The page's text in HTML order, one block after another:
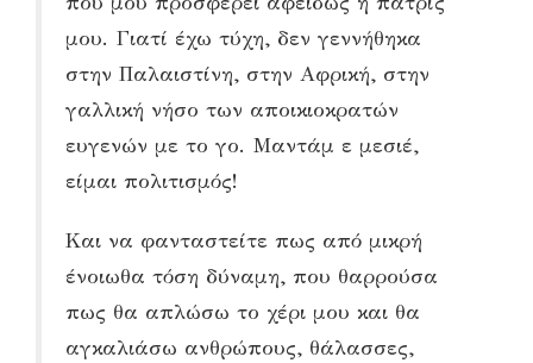
μου. Γιατί έχω τύχη, δεν γεννήθηκα
στην Παλαιστίνη, στην Αφρική, στην
γαλλική νήσο των αποικιοκρατών
ευγενών με το γο. Μαντάμ ε μεσιέ,
είμαι πολιτισμός!
Και να φανταστείτε πως από μικρή
ένοιωθα τόση δύναμη, που θαρρούσα
πως θα απλώσω το χέρι μου και θα
αγκαλιάσω ανθρώπους, θάλασσες,